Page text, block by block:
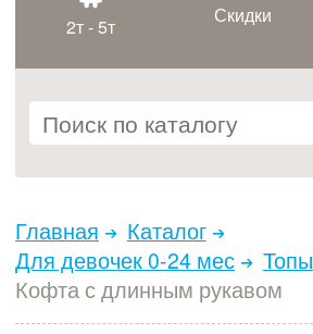
2т - 5т Скидки
Главная
Каталог
Для девочек 0-24 мес
Топы
Кофта с длинным рукавом